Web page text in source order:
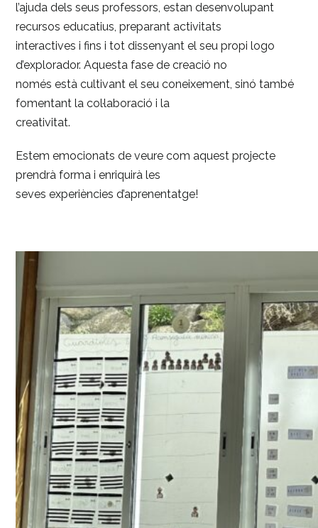
l’ajuda dels seus professors, estan desenvolupant
recursos educatius, preparant activitats
interactives i fins i tot dissenyant el seu propi logo
d’explorador. Aquesta fase de creació no
només està cultivant el seu coneixement, sinó també
fomentant la col·laboració i la
creativitat.
Estem emocionats de veure com aquest projecte
prendrà forma i enriquirà les
seves experiències d’aprenentatge!